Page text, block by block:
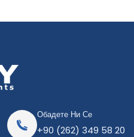
Обадете Ни Се
+90 (262) 349 58 20